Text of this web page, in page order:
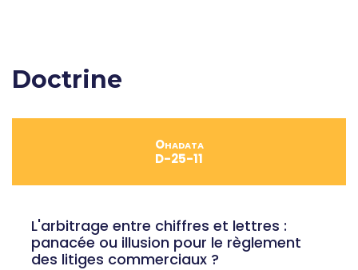
Doctrine
Ohadata
D-25-11
L'arbitrage entre chiffres et lettres :
panacée ou illusion pour le règlement
des litiges commerciaux ?